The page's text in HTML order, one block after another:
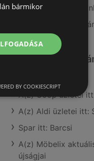
A(z) Privát max
A(z) Coop Tisza
Érdeklődésre
A(z) Coop üzletei
A(z) Aldi üzletei itt:
Spar itt: Barcsi
A(z) Möbelix
újságjai
bármikor
BY COOKIESCRIPT